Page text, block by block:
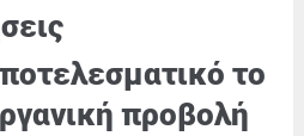
το
προβολή